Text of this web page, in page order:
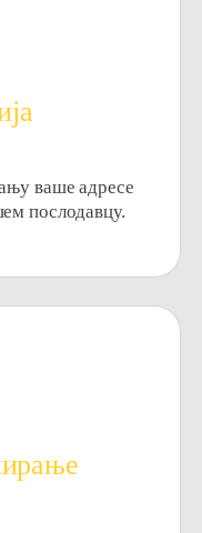
ваше адресе
послодавцу.